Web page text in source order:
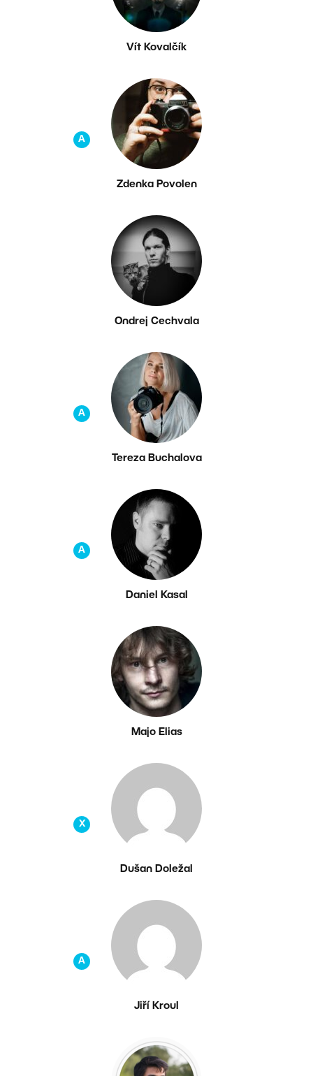
Vít Kovalčík
A
Zdenka Povolen
Ondrej Cechvala
A
Tereza Buchalova
A
Daniel Kasal
Majo Elias
X
Dušan Doležal
A
Jiří Kroul